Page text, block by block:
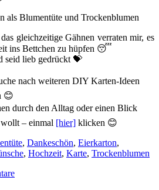
gleichzeitige Gähnen verraten mir, es
ins Bettchen zu hüpfen 😴
seid lieb gedrückt 💝
nach weiteren DIY Karten-Ideen
😊
durch den Alltag oder einen Blick
– einmal [hier] klicken 😊
, Dankeschön, Eierkarton,
, Hochzeit, Karte, Trockenblumen